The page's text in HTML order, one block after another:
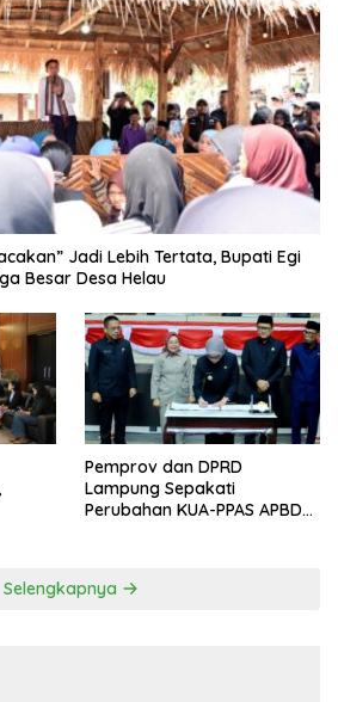
Jadi Lebih Tertata, Bupati Egi
Besar Desa Helau
Pemprov dan DPRD
Lampung Sepakati
Perubahan KUA-PPAS APBD
Selengkapnya